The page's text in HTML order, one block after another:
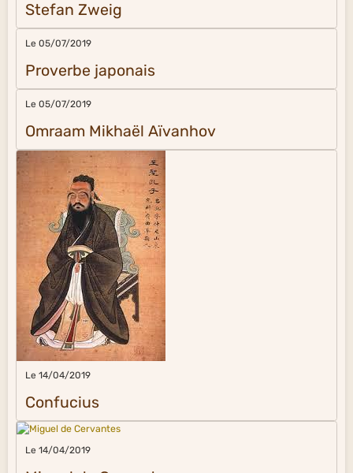
Stefan Zweig
Le 05/07/2019
Proverbe japonais
Le 05/07/2019
Omraam Mikhaël Aïvanhov
Le 14/04/2019
Confucius
Le 14/04/2019